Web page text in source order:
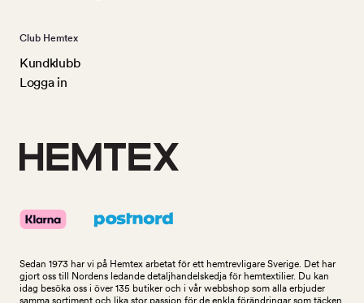
Club Hemtex
Kundklubb
Logga in
Sedan 1973 har vi på Hemtex arbetat för ett hemtrevligare Sverige. Det har
gjort oss till Nordens ledande detaljhandelskedja för hemtextilier. Du kan
idag besöka oss i över 135 butiker och i vår webbshop som alla erbjuder
samma sortiment och lika stor passion för de enkla förändringar som täcken,